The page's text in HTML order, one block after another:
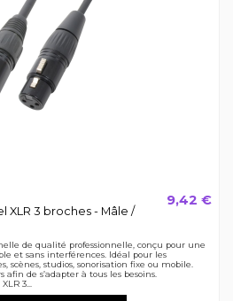
XLR 3 broches - Mâle /
9,42 €
de qualité professionnelle, conçu pour une
et sans interférences. Idéal pour les
scènes, studios, sonorisation fixe ou mobile.
de s’adapter à tous les besoins.
3...